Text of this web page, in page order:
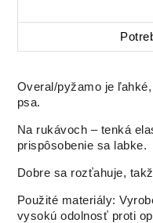
Overal/pyžamo je
psa.
Na rukávoch – tenká
prispôsobenie sa labke.
Dobre sa rozťahuje,
Použité materiály:
vysokú odolnosť proti